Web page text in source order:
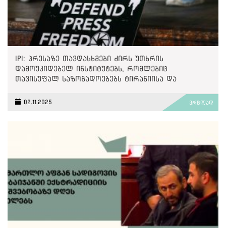
IPI: პრესაზე თავდასხმები ძირს უთხრის
დამოუკიდებელ ინსტიტუტებს, რომლებიც
თავისუფალ საზოგადოებებს ტირანიისა და
02.11.2025 ვრცლად